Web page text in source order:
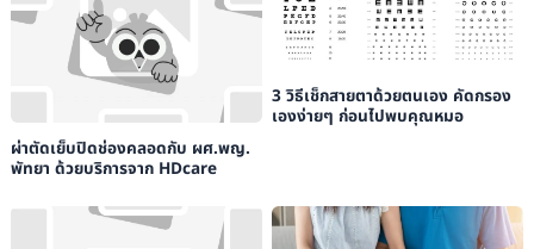
ผ่าตัดเย็บปิดช่องคลอดกับ ผศ.พญ.
พัทยา ด้วยบริการจาก HDcare
3 วิธีเช็กสายตาด้วยตนเอง คัดกรอง
เองง่ายๆ ก่อนไปพบคุณหมอ